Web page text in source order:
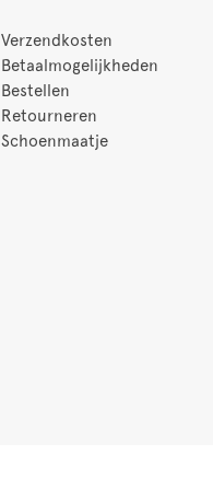
Verzendkosten
Betaalmogelijkheden
Bestellen
Retourneren
Schoenmaatje